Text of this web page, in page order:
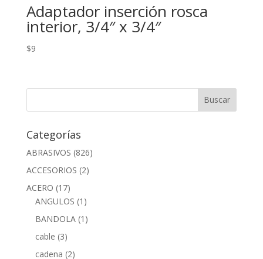
Adaptador inserción rosca
interior, 3/4″ x 3/4″
$9
Categorías
ABRASIVOS (826)
ACCESORIOS (2)
ACERO (17)
ANGULOS (1)
BANDOLA (1)
cable (3)
cadena (2)